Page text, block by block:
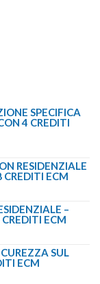
SPECIFICA
4 CREDITI
RESIDENZIALE
CREDITI ECM
–
ECM
SUL
ECM